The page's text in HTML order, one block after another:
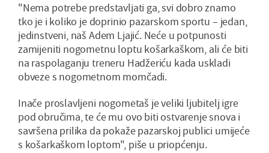
"Nema potrebe predstavljati ga, svi dobro znamo
tko je i koliko je doprinio pazarskom sportu – jedan,
jedinstveni, naš Adem Ljajić. Neće u potpunosti
zamijeniti nogometnu loptu košarkaškom, ali će biti
na raspolaganju treneru Hadžeriću kada uskladi
obveze s nogometnom momčadi.
Inače proslavljeni nogometaš je veliki ljubitelj igre
pod obručima, te će mu ovo biti ostvarenje snova i
savršena prilika da pokaže pazarskoj publici umijeće
s košarkaškom loptom", piše u priopćenju.